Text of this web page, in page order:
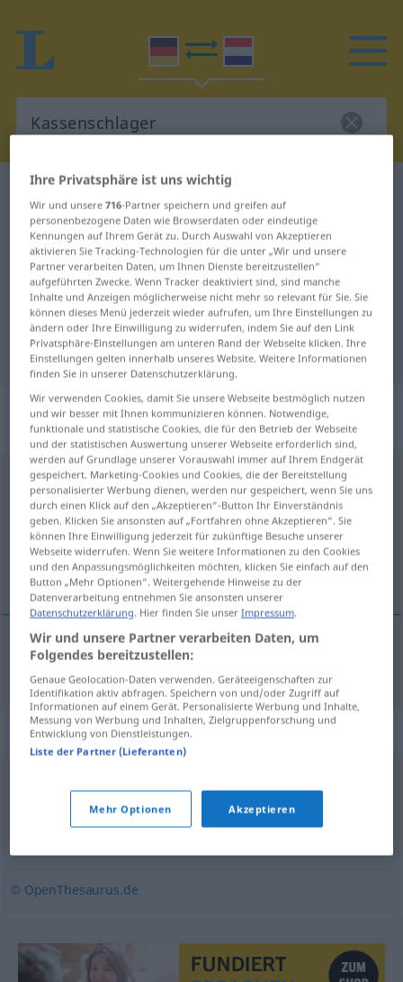
Deutsch-Niederländisch Wörterbuch
Kassenschlager
Deutsch-Niederländisch
Übersetzung für "Kassenschlager"
"Kassenschlager" Niederländisch
Übersetzung
„Kassenschlager“: Maskulinum,
männlich
Kassenschlagerm
Übersicht aller Übersetzungen
(Für mehr Details die Übersetzung anklicken/antippen)
het kassucces
(het) kassucces Kassenschlager
Synonyme für "Kassenschlager"
Zugpferd (ugs.),Knüller,Publikumserfolg,Renner (ugs.)
Kassenerfolg,Verkaufsschlager ,Hit,Reißer (ugs.)
© OpenThesaurus.de
Ihre Privatsphäre ist uns wichtig
Wir und unsere716-Partner speichern und greifen auf
personenbezogene Daten wie Browserdaten oder eindeutige
Kennungen auf Ihrem Gerät zu. Durch Auswahl von Akzeptieren
aktivieren Sie Tracking-Technologien für die unter „Wir und unsere
Partner verarbeiten Daten, um Ihnen Dienste bereitzustellen“
aufgeführten Zwecke. Wenn Tracker deaktiviert sind, sind manche
Inhalte und Anzeigen möglicherweise nicht mehr so relevant für Sie. Sie
können dieses Menü jederzeit wieder aufrufen, um Ihre Einstellungen zu
ändern oder Ihre Einwilligung zu widerrufen, indem Sie auf den Link
Privatsphäre-Einstellungen am unteren Rand der Webseite klicken. Ihre
Einstellungen gelten innerhalb unseres Website. Weitere Informationen
finden Sie in unserer Datenschutzerklärung.
Wir verwenden Cookies, damit Sie unsere Webseite bestmöglich nutzen
und wir besser mit Ihnen kommunizieren können. Notwendige,
funktionale und statistische Cookies, die für den Betrieb der Webseite
und der statistischen Auswertung unserer Webseite erforderlich sind,
werden auf Grundlage unserer Vorauswahl immer auf Ihrem Endgerät
gespeichert. Marketing-Cookies und Cookies, die der Bereitstellung
personalisierter Werbung dienen, werden nur gespeichert, wenn Sie uns
durch einen Klick auf den „Akzeptieren“-Button Ihr Einverständnis
geben. Klicken Sie ansonsten auf „Fortfahren ohne Akzeptieren“. Sie
können Ihre Einwilligung jederzeit für zukünftige Besuche unserer
Webseite widerrufen. Wenn Sie weitere Informationen zu den Cookies
und den Anpassungsmöglichkeiten möchten, klicken Sie einfach auf den
Button „Mehr Optionen“. Weitergehende Hinweise zu der
Datenverarbeitung entnehmen Sie ansonsten unserer
Datenschutzerklärung. Hier finden Sie unserImpressum.
Wir und unsere Partner verarbeiten Daten, um
Folgendes bereitzustellen:
Genaue Geolocation-Daten verwenden. Geräteeigenschaften zur
Identifikation aktiv abfragen. Speichern von und/oder Zugriff auf
Informationen auf einem Gerät. Personalisierte Werbung und Inhalte,
Messung von Werbung und Inhalten, Zielgruppenforschung und
Entwicklung von Dienstleistungen.
Liste der Partner (Lieferanten)
Mehr Optionen Akzeptieren